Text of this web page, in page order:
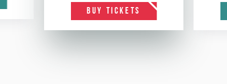
BUY TICKETS